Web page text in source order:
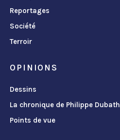
Reportages
Société
Terroir
OPINIONS
Dessins
La chronique de Philippe Dubath
Points de vue